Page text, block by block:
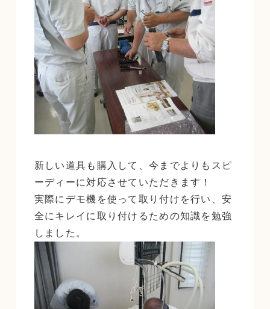
新しい道具も購入して、今までよりもスピ
ーディーに対応させていただきます！
実際にデモ機を使って取り付けを行い、安
全にキレイに取り付けるための知識を勉強
しました。